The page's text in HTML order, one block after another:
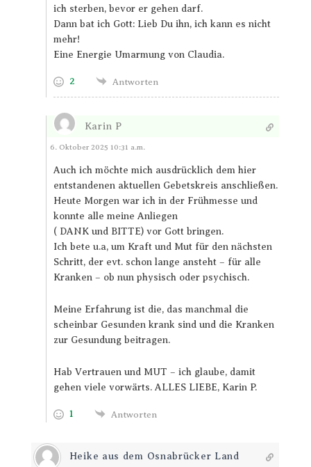
ich sterben, bevor er gehen darf.
Dann bat ich Gott: Lieb Du ihn, ich kann es nicht
mehr!
Eine Energie Umarmung von Claudia.
2 Antworten
Karin P
Antworten
6. Oktober 2025 10:31 a.m.
Auch ich möchte mich ausdrücklich dem hier
entstandenen aktuellen Gebetskreis anschließen.
Heute Morgen war ich in der Frühmesse und
konnte alle meine Anliegen
( DANK und BITTE) vor Gott bringen.
Ich bete u.a, um Kraft und Mut für den nächsten
Schritt, der evt. schon lange ansteht – für alle
Kranken – ob nun physisch oder psychisch.
Meine Erfahrung ist die, das manchmal die
scheinbar Gesunden krank sind und die Kranken
zur Gesundung beitragen.
Hab Vertrauen und MUT – ich glaube, damit
gehen viele vorwärts. ALLES LIEBE, Karin P.
1 Antworten
Heike aus dem Osnabrücker Land